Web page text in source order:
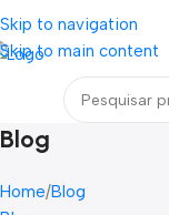
Skip to navigation
Skip to main content
Loja mundial online de
Blog
Home Blog